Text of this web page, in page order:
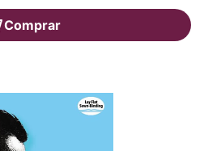
Comprar